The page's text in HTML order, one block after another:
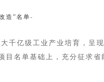
造”名单-
千亿级工业产业培育，呈
名单基础上，充分征求省